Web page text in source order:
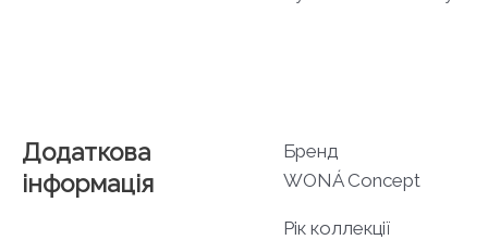
Додаткова
інформація
Бренд
WONÁ Concept
Рік коллекції